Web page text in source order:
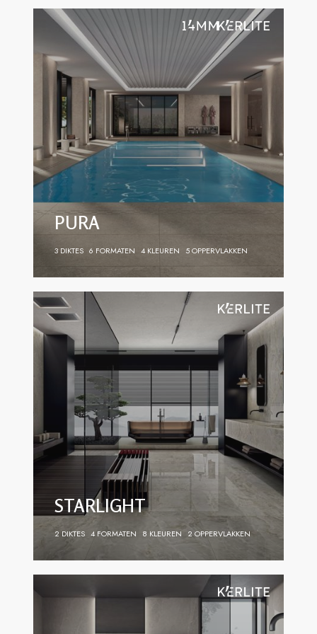
PURA
3 DIKTES 6 FORMATEN 4 KLEUREN 5 OPPERVLAKKEN
STARLIGHT
2 DIKTES 4 FORMATEN 8 KLEUREN 2 OPPERVLAKKEN